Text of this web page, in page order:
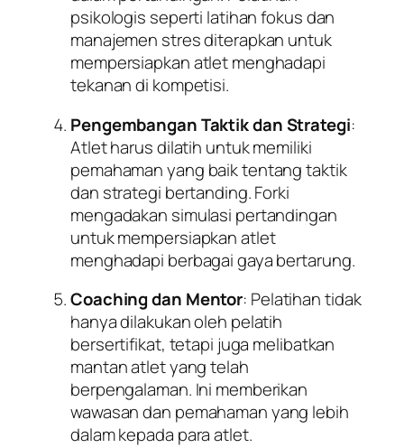
psikologis seperti latihan fokus dan
manajemen stres diterapkan untuk
mempersiapkan atlet menghadapi
tekanan di kompetisi.
Pengembangan Taktik dan Strategi:
Atlet harus dilatih untuk memiliki
pemahaman yang baik tentang taktik
dan strategi bertanding. Forki
mengadakan simulasi pertandingan
untuk mempersiapkan atlet
menghadapi berbagai gaya bertarung.
Coaching dan Mentor: Pelatihan tidak
hanya dilakukan oleh pelatih
bersertifikat, tetapi juga melibatkan
mantan atlet yang telah
berpengalaman. Ini memberikan
wawasan dan pemahaman yang lebih
dalam kepada para atlet.